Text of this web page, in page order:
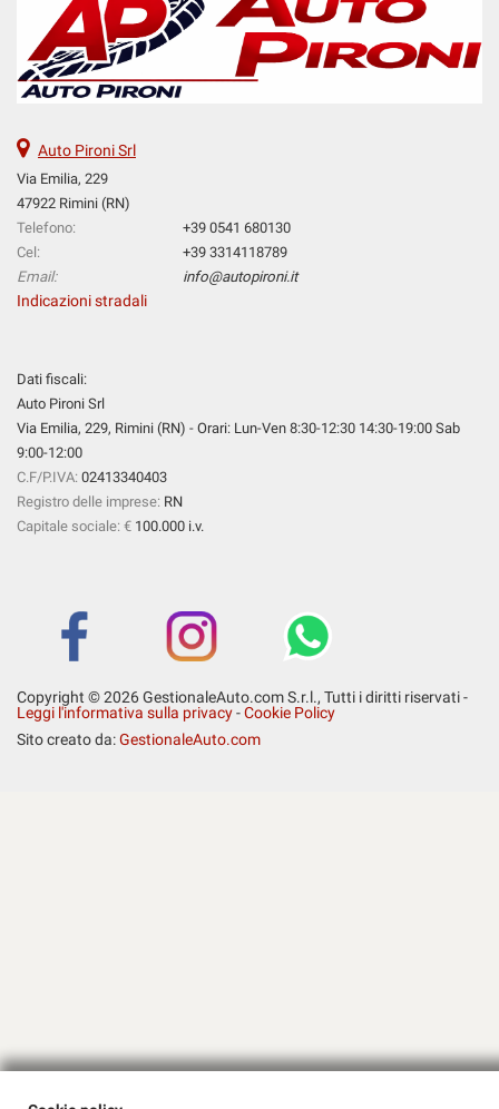
Auto Pironi Srl
Via Emilia, 229
47922 Rimini (RN)
Telefono:
+39 0541 680130
Cel:
+39 3314118789
Email:
info@autopironi.it
Indicazioni stradali
Dati fiscali:
Auto Pironi Srl
Via Emilia, 229, Rimini (RN) - Orari: Lun-Ven 8:30-12:30 14:30-19:00 Sab
9:00-12:00
C.F/P.IVA: 02413340403
Registro delle imprese: RN
Capitale sociale: € 100.000 i.v.
Copyright © 2026 GestionaleAuto.com S.r.l., Tutti i diritti riservati -
Leggi l'informativa sulla privacy-Cookie Policy
Sito creato da:GestionaleAuto.com
qualsiasi
momento.
Cookie necessari
Cookie delle preferenze
Cookie analitici
Cookie di marketing
Leggi
la
Salva